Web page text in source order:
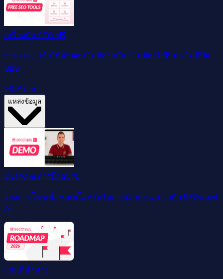
เครื่องมือ SEO ฟรี
วาง URL แล้วได้คำตอบ ไม่ต้องสมัคร ไม่ต้องใส่อีเมล ไม่มีป๊อ
ปอัป
MCPราคา
แหล่งข้อมูล
DEMO & การฝึกอบรม
จองการโทรเพื่อชมเดโมหรือรับการฝึกอบรมเกี่ยวกับ SEOcrawl
AI
แผนที่นำทาง